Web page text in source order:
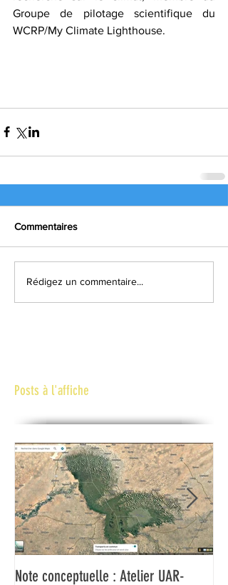
Groupe de pilotage scientifique du
WCRP/My Climate Lighthouse.
Commentaires
Rédigez un commentaire...
Posts à l'affiche
Note conceptuelle : Atelier UAR-